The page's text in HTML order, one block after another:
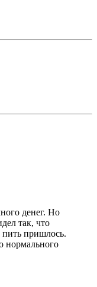
денег. Но
так, что
пить пришлось.
нормального